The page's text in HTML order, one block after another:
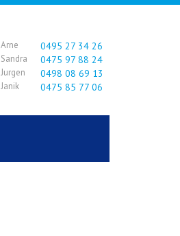
Arne 0495 27 34 26
Sandra 0475 97 88 24
Jurgen 0498 08 69 13
Janik 0475 85 77 06